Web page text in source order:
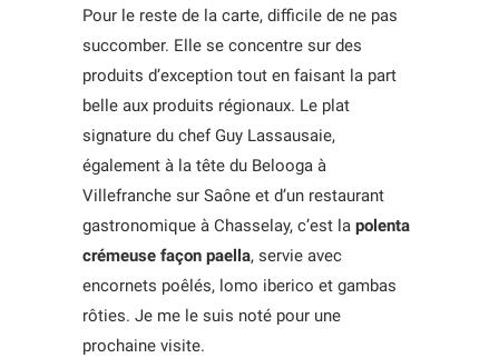
Pour le reste de la carte, difficile de ne pas
succomber. Elle se concentre sur des
produits d’exception tout en faisant la part
belle aux produits régionaux. Le plat
signature du chef Guy Lassausaie,
également à la tête du Belooga à
Villefranche sur Saône et d’un restaurant
gastronomique à Chasselay, c’est la polenta
crémeuse façon paella, servie avec
encornets poêlés, lomo iberico et gambas
rôties. Je me le suis noté pour une
prochaine visite.